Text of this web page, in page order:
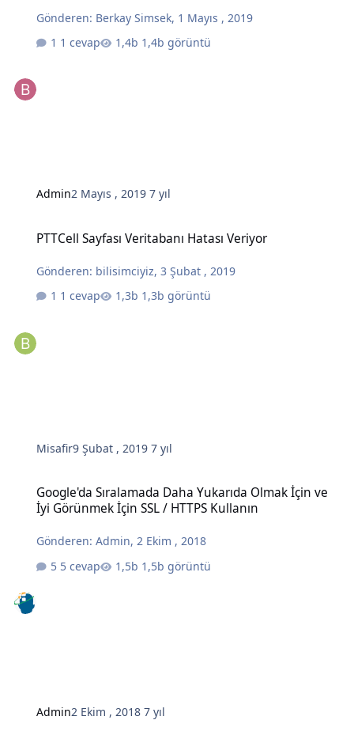
Gönderen: Berkay Simsek, 1 Mayıs , 2019
1 cevap
1,4b görüntü
Admin2 Mayıs , 20197 yıl
PTTCell Sayfası Veritabanı Hatası Veriyor
Gönderen: bilisimciyiz,3 Şubat , 2019
1 cevap
1,3b görüntü
Misafir9 Şubat , 20197 yıl
Google'da Sıralamada Daha Yukarıda Olmak İçin ve
İyi Görünmek İçin SSL / HTTPS Kullanın
Gönderen:Admin,2 Ekim , 2018
5 cevap
1,5b görüntü
Admin2 Ekim , 20187 yıl